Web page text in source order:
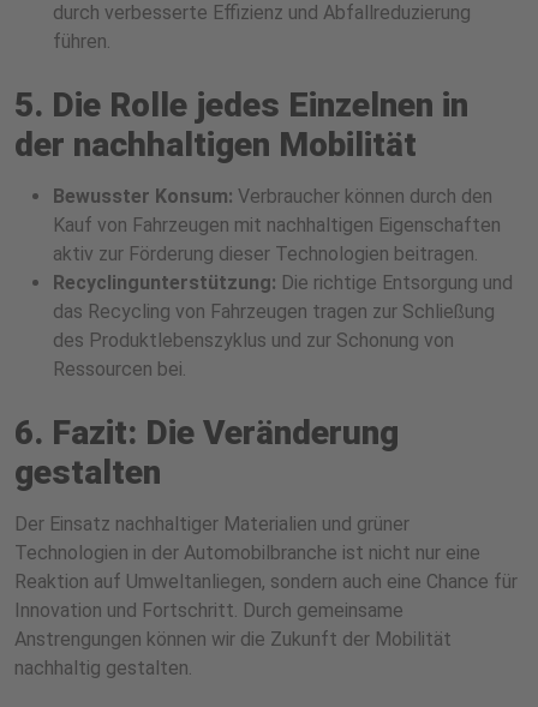
durch verbesserte Effizienz und Abfallreduzierung
führen.
5. Die Rolle jedes Einzelnen in
der nachhaltigen Mobilität
Bewusster Konsum: Verbraucher können durch den
Kauf von Fahrzeugen mit nachhaltigen Eigenschaften
aktiv zur Förderung dieser Technologien beitragen.
Recyclingunterstützung: Die richtige Entsorgung und
das Recycling von Fahrzeugen tragen zur Schließung
des Produktlebenszyklus und zur Schonung von
Ressourcen bei.
6. Fazit: Die Veränderung
gestalten
Der Einsatz nachhaltiger Materialien und grüner
Technologien in der Automobilbranche ist nicht nur eine
Reaktion auf Umweltanliegen, sondern auch eine Chance für
Innovation und Fortschritt. Durch gemeinsame
Anstrengungen können wir die Zukunft der Mobilität
nachhaltig gestalten.